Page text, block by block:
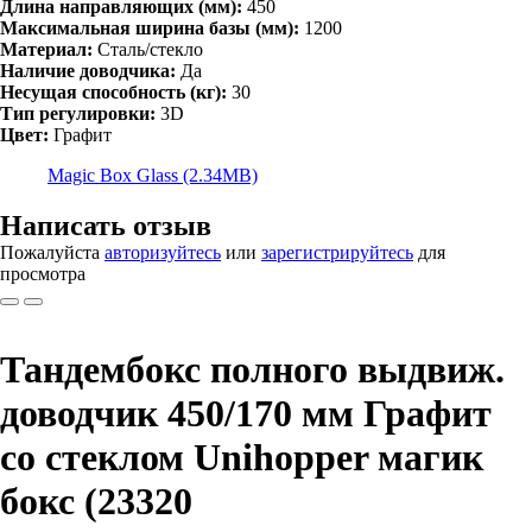
Длина направляющих (мм): 450
Максимальная ширина базы (мм): 1200
Материал: Сталь/стекло
Наличие доводчика: Да
Несущая способность (кг): 30
Тип регулировки: 3D
Цвет: Графит
Magic Box Glass (2.34MB)
Написать отзыв
Пожалуйста авторизуйтесь или зарегистрируйтесь для
просмотра
Тандембокс полного выдвиж.
доводчик 450/170 мм Графит
со стеклом Unihopper магик
бокс (23320